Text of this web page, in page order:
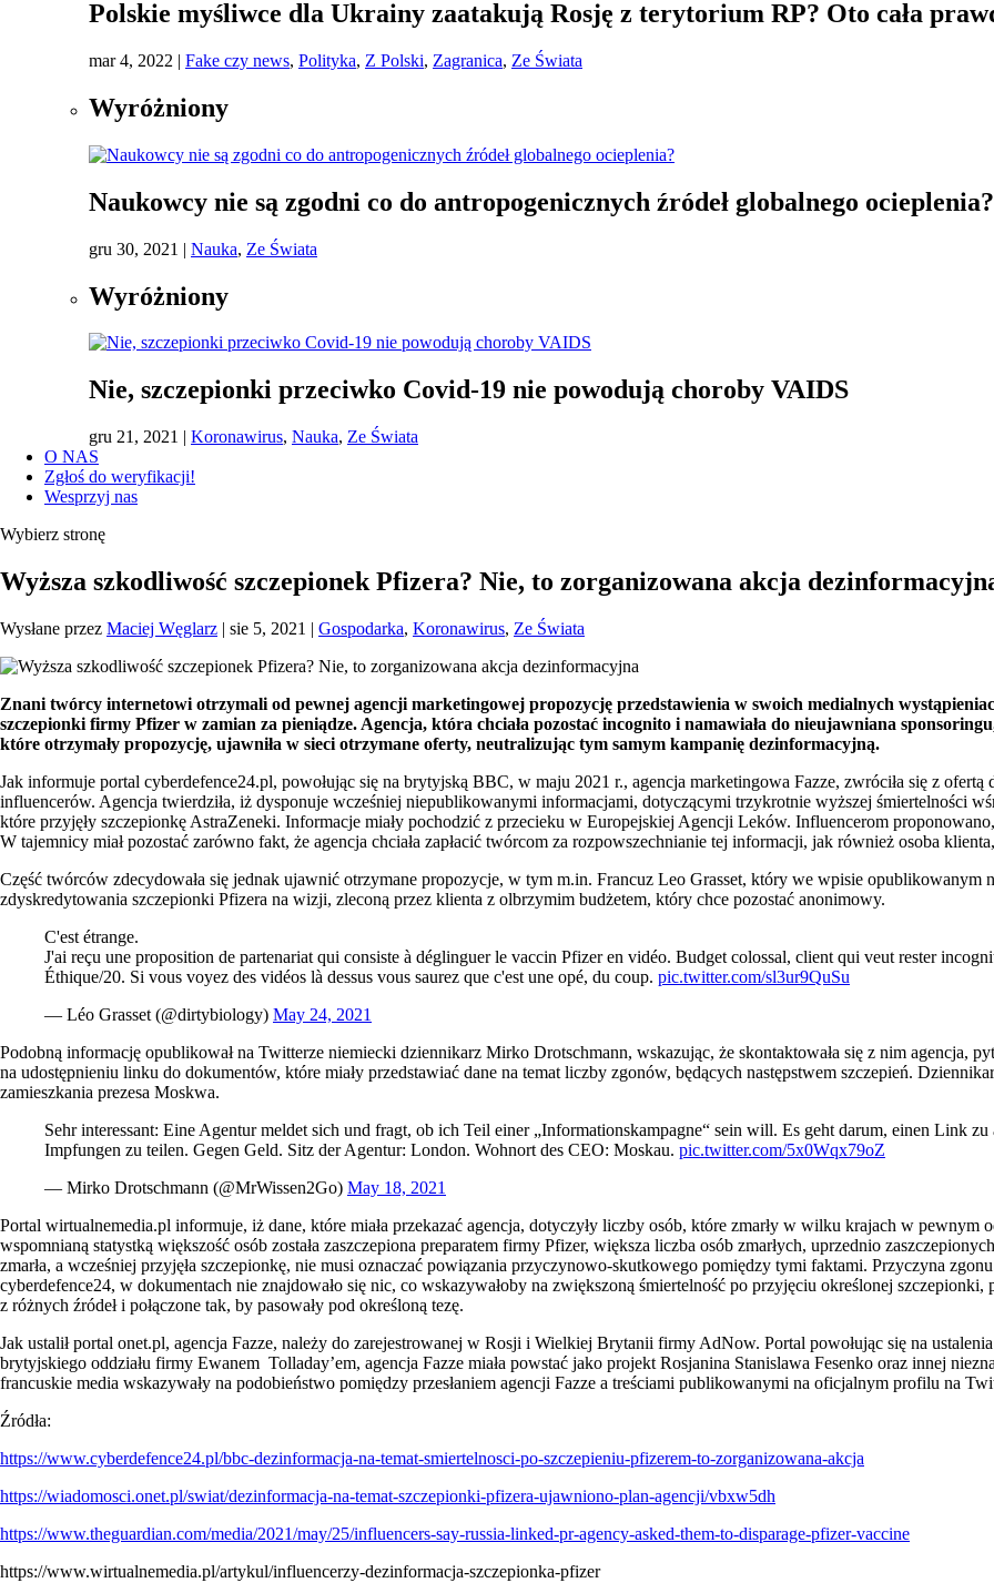
Polskie myśliwce dla Ukrainy zaatakują Rosję z terytorium RP? Oto cała
mar 4, 2022 | Fake czy news, Polityka, Z Polski, Zagranica, Ze Świata
Wyróżniony
Naukowcy nie są zgodni co do antropogenicznych źródeł globalnego ocieplenia?
gru 30, 2021 | Nauka, Ze Świata
Wyróżniony
Nie, szczepionki przeciwko Covid-19 nie powodują choroby VAIDS
gru 21, 2021 | Koronawirus, Nauka, Ze Świata
O NAS
Zgłoś do weryfikacji!
Wesprzyj nas
Wybierz stronę
Wyższa szkodliwość szczepionek Pfizera? Nie, to zorganizowana akcja
Wysłane przez Maciej Węglarz | sie 5, 2021 | Gospodarka, Koronawirus, Ze Świata
Znani twórcy internetowi otrzymali od pewnej agencji marketingowej propozycję przedstawienia w swoich medialnych
szczepionki firmy Pfizer w zamian za pieniądze. Agencja, która chciała pozostać incognito i namawiała do nieujawniana
które otrzymały propozycję, ujawniła w sieci otrzymane oferty, neutralizując tym samym kampanię dezinformacyjną.
Jak informuje portal cyberdefence24.pl, powołując się na brytyjską BBC, w maju 2021 r., agencja marketingowa Fazze, zwróciła się z
influencerów. Agencja twierdziła, iż dysponuje wcześniej niepublikowanymi informacjami, dotyczącymi trzykrotnie wyższej śmiertelności
które przyjęły szczepionkę AstraZeneki. Informacje miały pochodzić z przecieku w Europejskiej Agencji Leków. Influencerom
W tajemnicy miał pozostać zarówno fakt, że agencja chciała zapłacić twórcom za rozpowszechnianie tej informacji, jak również osoba
Część twórców zdecydowała się jednak ujawnić otrzymane propozycje, w tym m.in. Francuz Leo Grasset, który we wpisie
zdyskredytowania szczepionki Pfizera na wizji, zleconą przez klienta z olbrzymim budżetem, który chce pozostać anonimowy.
C'est étrange.
J'ai reçu une proposition de partenariat qui consiste à déglinguer le vaccin Pfizer en vidéo. Budget colossal, client qui veut rester
Éthique/20. Si vous voyez des vidéos là dessus vous saurez que c'est une opé, du coup. pic.twitter.com/sl3ur9QuSu
— Léo Grasset (@dirtybiology) May 24, 2021
Podobną informację opublikował na Twitterze niemiecki dziennikarz Mirko Drotschmann, wskazując, że skontaktowała się z nim agencja,
na udostępnieniu linku do dokumentów, które miały przedstawiać dane na temat liczby zgonów, będących następstwem szczepień.
zamieszkania prezesa Moskwa.
Sehr interessant: Eine Agentur meldet sich und fragt, ob ich Teil einer „Informationskampagne“ sein will. Es geht darum, einen Link
Impfungen zu teilen. Gegen Geld. Sitz der Agentur: London. Wohnort des CEO: Moskau. pic.twitter.com/5x0Wqx79oZ
— Mirko Drotschmann (@MrWissen2Go) May 18, 2021
Portal wirtualnemedia.pl informuje, iż dane, które miała przekazać agencja, dotyczyły liczby osób, które zmarły w wilku krajach w pewnym
wspomnianą statystką większość osób została zaszczepiona preparatem firmy Pfizer, większa liczba osób zmarłych, uprzednio
zmarła, a wcześniej przyjęła szczepionkę, nie musi oznaczać powiązania przyczynowo-skutkowego pomiędzy tymi faktami. Przyczyna
cyberdefence24, w dokumentach nie znajdowało się nic, co wskazywałoby na zwiększoną śmiertelność po przyjęciu określonej
z różnych źródeł i połączone tak, by pasowały pod określoną tezę.
Jak ustalił portal onet.pl, agencja Fazze, należy do zarejestrowanej w Rosji i Wielkiej Brytanii firmy AdNow. Portal powołując się na
brytyjskiego oddziału firmy Ewanem Tolladay’em, agencja Fazze miała powstać jako projekt Rosjanina Stanislawa Fesenko oraz innej
francuskie media wskazywały na podobieństwo pomiędzy przesłaniem agencji Fazze a treściami publikowanymi na oficjalnym profilu na
Źródła:
https://www.cyberdefence24.pl/bbc-dezinformacja-na-temat-smiertelnosci-po-szczepieniu-pfizerem-to-zorganizowana-akcja
https://wiadomosci.onet.pl/swiat/dezinformacja-na-temat-szczepionki-pfizera-ujawniono-plan-agencji/vbxw5dh
https://www.theguardian.com/media/2021/may/25/influencers-say-russia-linked-pr-agency-asked-them-to-disparage-pfizer-vaccine
https://www.wirtualnemedia.pl/artykul/influencerzy-dezinformacja-szczepionka-pfizer